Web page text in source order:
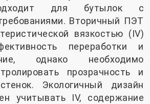
для бутылок с
Вторичный ПЭТ
вязкостью (IV)
переработки и
однако необходимо
прозрачность и
Экологичный дизайн
учитывать IV, содержание